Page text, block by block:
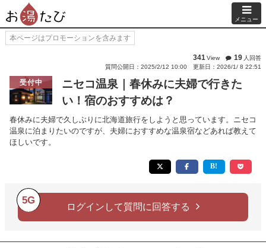
メニュー
本ページはプロモーションを含みます
341View 19 人回答
質問公開日：2025/2/12 10:00
更新日：2026/1/ 8 22:51
受付中
ニセコ温泉｜春休みに夫婦で行きた
い！宿のおすすめは？
春休みに夫婦で久しぶりに北海道旅行をしようと思っています。ニセコ
温泉に泊まりたいのですが、夫婦におすすめな温泉宿などあれば教えて
ほしいです。
5G
ログインして質問に回答する